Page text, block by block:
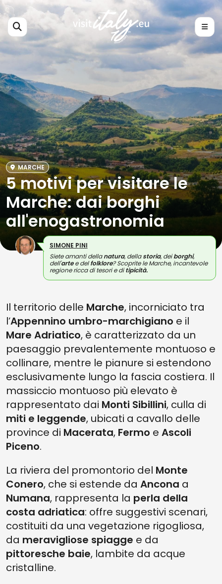
MARCHE
5 motivi per visitare le
Marche: dai borghi
all'enogastronomia
SIMONE PINI
Siete amanti dellanatura, dellastoria, deiborghi,
dell'artee delfolklore? Scoprite le Marche, incantevole
regione ricca di tesori e ditipicità.
Il territorio delle Marche, incorniciato tra
l’Appennino umbro-marchigiano e il
Mare Adriatico, è caratterizzato da un
paesaggio prevalentemente montuoso e
collinare, mentre le pianure si estendono
esclusivamente lungo la fascia costiera. Il
massiccio montuoso più elevato è
rappresentato dai Monti Sibillini, culla di
miti e leggende, ubicati a cavallo delle
province di Macerata, Fermo e Ascoli
Piceno.
La riviera del promontorio del Monte
Conero, che si estende da Ancona a
Numana, rappresenta la perla della
costa adriatica: offre suggestivi scenari,
costituiti da una vegetazione rigogliosa,
da meravigliose spiagge e da
pittoresche baie, lambite da acque
cristalline.